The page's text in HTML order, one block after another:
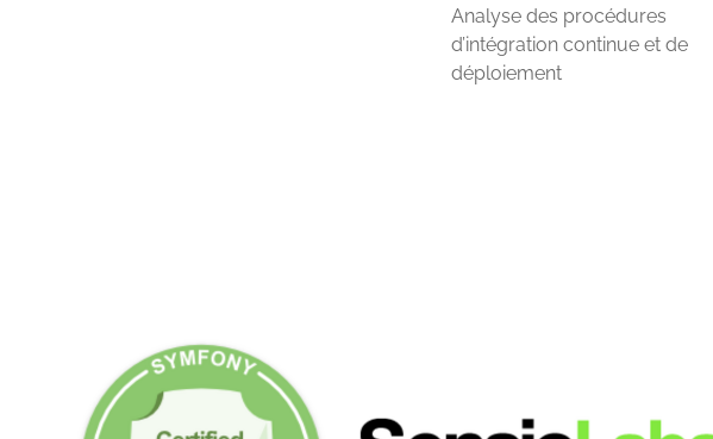
Analyse des procédures
d’intégration continue et de
déploiement